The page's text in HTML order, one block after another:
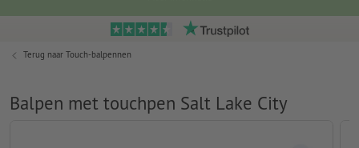
Terug naar Touch-balpennen
Balpen met touchpen Salt Lake City